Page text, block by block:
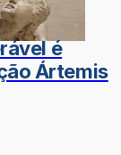
é
Ártemis